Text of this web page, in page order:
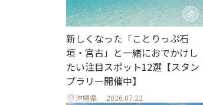
新しくなった「ことりっぷ石
垣・宮古」と一緒におでかけし
たい注目スポット12選【スタン
プラリー開催中】
沖縄県 2026.07.22